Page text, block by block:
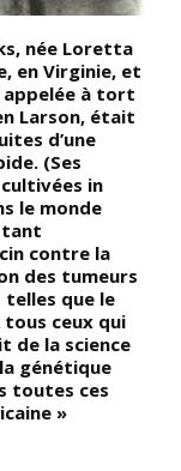
née Loretta
en Virginie, et
appelée à tort
Larson, était
d’une
(Ses
in
le monde
contre la
des tumeurs
telles que le
ceux qui
de la science
génétique
toutes ces
»